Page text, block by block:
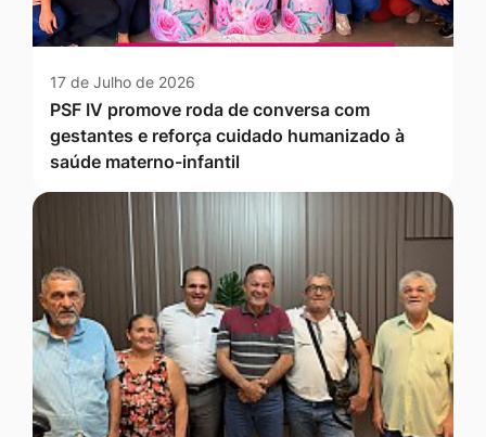
17 de Julho de 2026
PSF IV promove roda de conversa com
gestantes e reforça cuidado humanizado à
saúde materno-infantil